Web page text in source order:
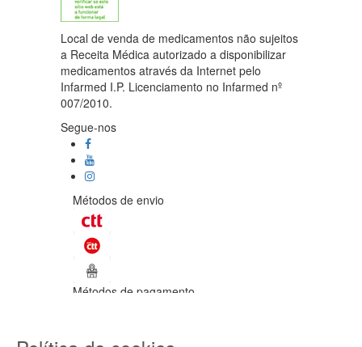
Local de venda de medicamentos não sujeitos
a Receita Médica autorizado a disponibilizar
medicamentos através da Internet pelo
Infarmed I.P. Licenciamento no Infarmed nº
007/2010.
Segue-nos
Métodos de envio
Métodos de pagamento